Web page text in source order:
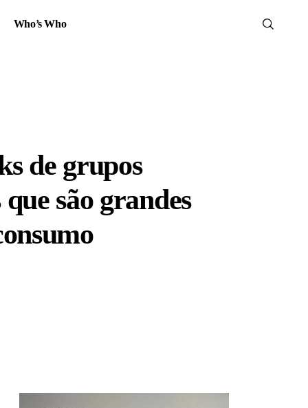
Who’s Who
de grupos
são grandes